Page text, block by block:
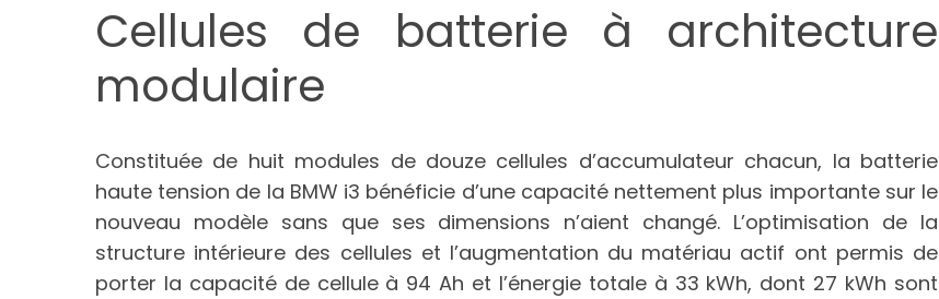
Cellules de batterie à architecture
modulaire
Constituée de huit modules de douze cellules d’accumulateur chacun, la batterie
haute tension de la BMW i3 bénéficie d’une capacité nettement plus importante sur le
nouveau modèle sans que ses dimensions n’aient changé. L’optimisation de la
structure intérieure des cellules et l’augmentation du matériau actif ont permis de
porter la capacité de cellule à 94 Ah et l’énergie totale à 33 kWh, dont 27 kWh sont